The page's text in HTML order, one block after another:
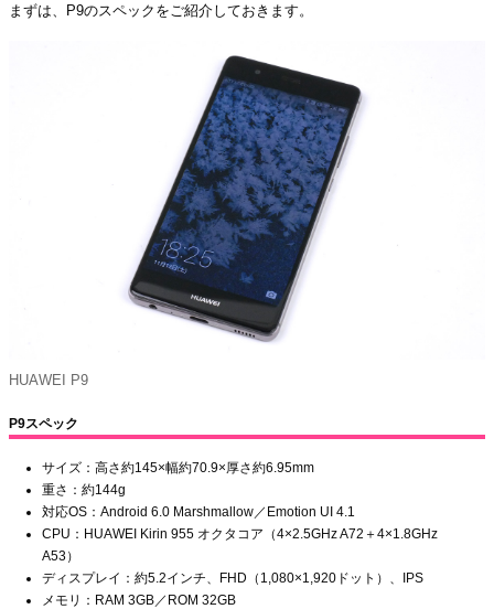
まずは、P9のスペックをご紹介しておきます。
HUAWEI P9
P9スペック
サイズ：高さ約145×幅約70.9×厚さ約6.95mm
重さ：約144g
対応OS：Android 6.0 Marshmallow／Emotion UI 4.1
CPU：HUAWEI Kirin 955 オクタコア（4×2.5GHz A72＋4×1.8GHz
A53）
ディスプレイ：約5.2インチ、FHD（1,080×1,920ドット）、IPS
メモリ：RAM 3GB／ROM 32GB